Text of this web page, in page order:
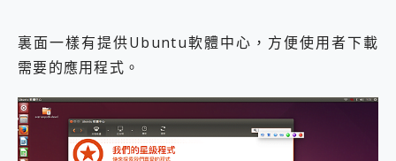
裏面一樣有提供Ubuntu軟體中心，方便使用者下載
需要的應用程式。